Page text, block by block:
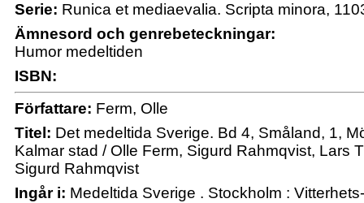
Serie: Runica et mediaevalia. Scripta minora,
Ämnesord och genrebeteckningar:
Humor medeltiden
ISBN:
Författare: Ferm, Olle
Titel: Det medeltida Sverige. Bd 4, Småland, 1,
Kalmar stad / Olle Ferm, Sigurd Rahmqvist, Lars
Sigurd Rahmqvist
Ingår i: Medeltida Sverige . Stockholm :